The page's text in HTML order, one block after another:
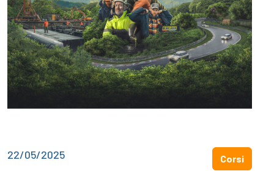
22/05/2025 Corsi